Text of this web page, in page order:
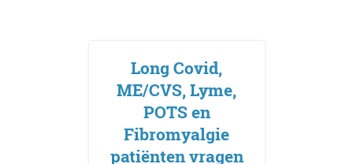
Long Covid,
ME/CVS, Lyme,
POTS en
Fibromyalgie
patiënten vragen